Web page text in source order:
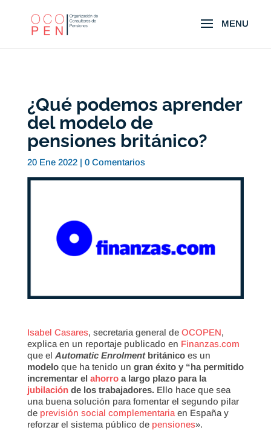
¿Qué podemos aprender
del modelo de
pensiones británico?
20 Ene 2022| 0 Comentarios
Isabel Casares, secretaria general de OCOPEN,
explica en un reportaje publicado en Finanzas.com
que el Automatic Enrolment británicoes un
modeloque ha tenido un gran éxito y “ha permitido
incrementar el ahorroa largo plazo para la
jubilaciónde los trabajadores.Ello hace que sea
una buena solución para fomentar el segundo pilar
de previsión social complementariaen España y
reforzar el sistema público de pensiones».